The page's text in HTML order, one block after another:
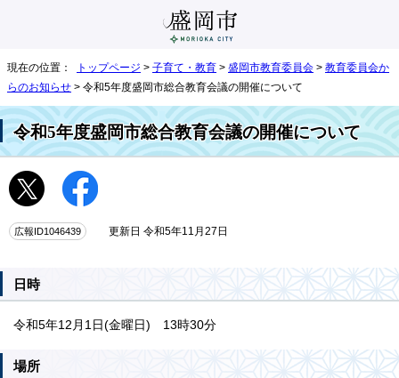
現在の位置： トップページ > 子育て・教育 > 盛岡市教育委員会 > 教育委員会か
らのお知らせ > 令和5年度盛岡市総合教育会議の開催について
令和5年度盛岡市総合教育会議の開催について
広報ID1046439 更新日 令和5年11月27日
日時
令和5年12月1日(金曜日) 13時30分
場所